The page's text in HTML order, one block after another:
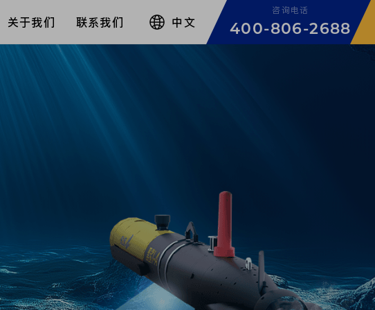
关于我们 联系我们 中文
咨询电话
400-806-2688